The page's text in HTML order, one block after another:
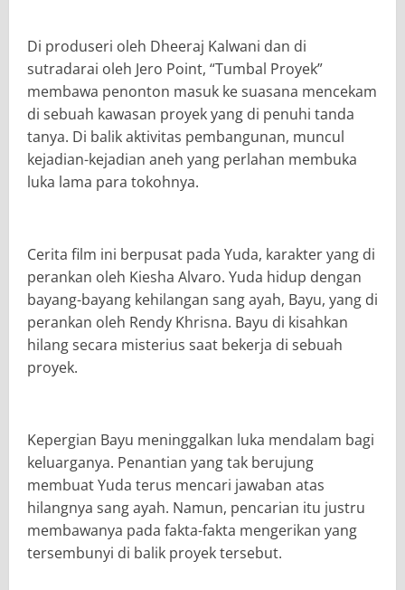
Di produseri oleh Dheeraj Kalwani dan di
sutradarai oleh Jero Point, “Tumbal Proyek”
membawa penonton masuk ke suasana mencekam
di sebuah kawasan proyek yang di penuhi tanda
tanya. Di balik aktivitas pembangunan, muncul
kejadian-kejadian aneh yang perlahan membuka
luka lama para tokohnya.
Cerita film ini berpusat pada Yuda, karakter yang di
perankan oleh Kiesha Alvaro. Yuda hidup dengan
bayang-bayang kehilangan sang ayah, Bayu, yang di
perankan oleh Rendy Khrisna. Bayu di kisahkan
hilang secara misterius saat bekerja di sebuah
proyek.
Kepergian Bayu meninggalkan luka mendalam bagi
keluarganya. Penantian yang tak berujung
membuat Yuda terus mencari jawaban atas
hilangnya sang ayah. Namun, pencarian itu justru
membawanya pada fakta-fakta mengerikan yang
tersembunyi di balik proyek tersebut.